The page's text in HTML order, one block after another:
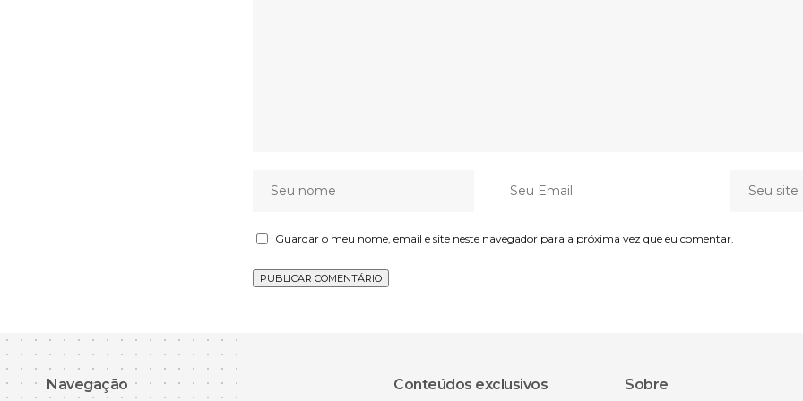
Guardar o meu nome, email e site neste navegador para a próxima vez que eu comentar.
Navegação Conteúdos exclusivos Sobre